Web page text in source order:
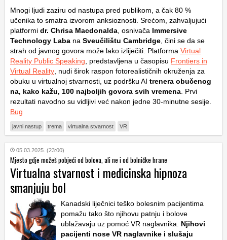
Mnogi ljudi zaziru od nastupa pred publikom, a čak 80 %
učenika to smatra izvorom anksioznosti. Srećom, zahvaljujući
platformi dr. Chrisa Macdonalda, osnivača Immersive
Technology Laba na Sveučilištu Cambridge, čini se da se
strah od javnog govora može lako izliječiti. Platforma Virtual
Reality Public Speaking, predstavljena u časopisu Frontiers in
Virtual Reality, nudi širok raspon fotorealističnih okruženja za
obuku u virtualnoj stvarnosti, uz podršku AI trenera obučenog
na, kako kažu, 100 najboljih govora svih vremena. Prvi
rezultati navodno su vidljivi već nakon jedne 30-minutne sesije.
Bug
javni nastup trema virtualna stvarnost VR
05.03.2025. (23:00)
Mjesto gdje možeš pobjeći od bolova, ali ne i od bolničke hrane
Virtualna stvarnost i medicinska hipnoza
smanjuju bol
Kanadski liječnici teško bolesnim pacijentima
pomažu tako što njihovu patnju i bolove
ublažavaju uz pomoć VR naglavnika. Njihovi
pacijenti nose VR naglavnike i slušaju